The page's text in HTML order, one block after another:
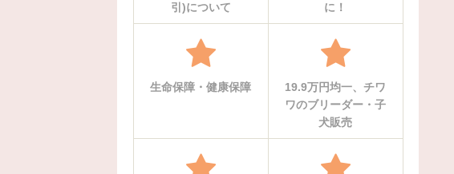
引)について
に！
生命保障・健康保障
19.9万円均一、チワ
ワのブリーダー・子
犬販売